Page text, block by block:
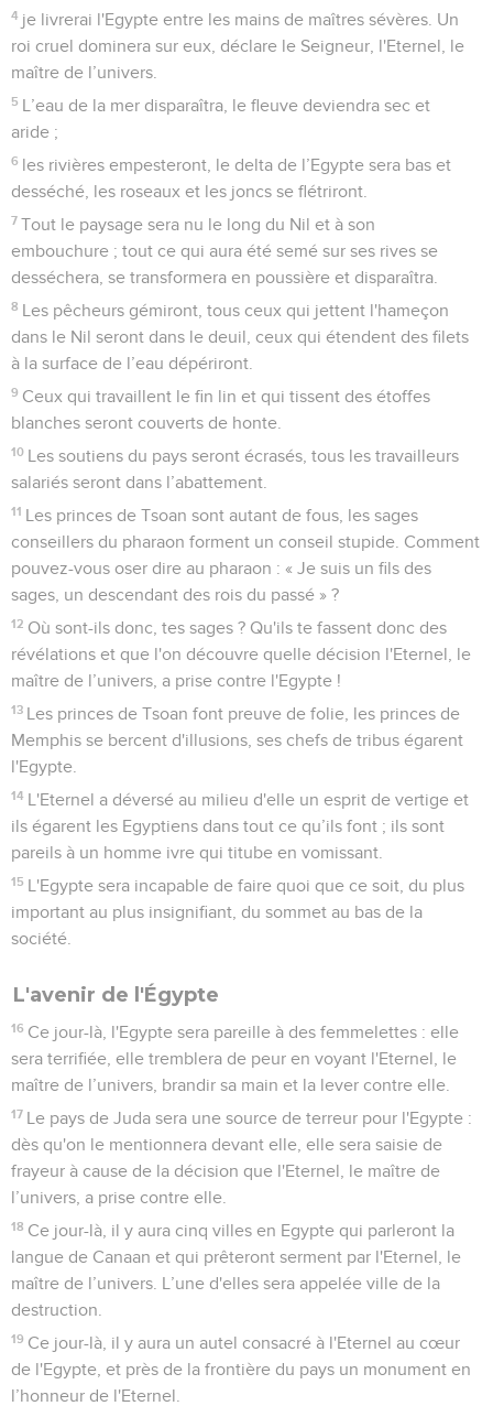
4 je livrerai l'Egypte entre les mains de maîtres sévères. Un
roi cruel dominera sur eux, déclare le Seigneur, l'Eternel, le
maître de l’univers.
5 L’eau de la mer disparaîtra, le fleuve deviendra sec et
aride ;
6 les rivières empesteront, le delta de l’Egypte sera bas et
desséché, les roseaux et les joncs se flétriront.
7 Tout le paysage sera nu le long du Nil et à son
embouchure ; tout ce qui aura été semé sur ses rives se
desséchera, se transformera en poussière et disparaîtra.
8 Les pêcheurs gémiront, tous ceux qui jettent l'hameçon
dans le Nil seront dans le deuil, ceux qui étendent des filets
à la surface de l’eau dépériront.
9 Ceux qui travaillent le fin lin et qui tissent des étoffes
blanches seront couverts de honte.
10 Les soutiens du pays seront écrasés, tous les travailleurs
salariés seront dans l’abattement.
11 Les princes de Tsoan sont autant de fous, les sages
conseillers du pharaon forment un conseil stupide. Comment
pouvez-vous oser dire au pharaon : « Je suis un fils des
sages, un descendant des rois du passé » ?
12 Où sont-ils donc, tes sages ? Qu'ils te fassent donc des
révélations et que l'on découvre quelle décision l'Eternel, le
maître de l’univers, a prise contre l'Egypte !
13 Les princes de Tsoan font preuve de folie, les princes de
Memphis se bercent d'illusions, ses chefs de tribus égarent
l'Egypte.
14 L'Eternel a déversé au milieu d'elle un esprit de vertige et
ils égarent les Egyptiens dans tout ce qu’ils font ; ils sont
pareils à un homme ivre qui titube en vomissant.
15 L'Egypte sera incapable de faire quoi que ce soit, du plus
important au plus insignifiant, du sommet au bas de la
société.
L'avenir de l'Égypte
16 Ce jour-là, l'Egypte sera pareille à des femmelettes : elle
sera terrifiée, elle tremblera de peur en voyant l'Eternel, le
maître de l’univers, brandir sa main et la lever contre elle.
17 Le pays de Juda sera une source de terreur pour l'Egypte :
dès qu'on le mentionnera devant elle, elle sera saisie de
frayeur à cause de la décision que l'Eternel, le maître de
l’univers, a prise contre elle.
18 Ce jour-là, il y aura cinq villes en Egypte qui parleront la
langue de Canaan et qui prêteront serment par l'Eternel, le
maître de l’univers. L’une d'elles sera appelée ville de la
destruction.
19 Ce jour-là, il y aura un autel consacré à l'Eternel au cœur
de l'Egypte, et près de la frontière du pays un monument en
l’honneur de l'Eternel.